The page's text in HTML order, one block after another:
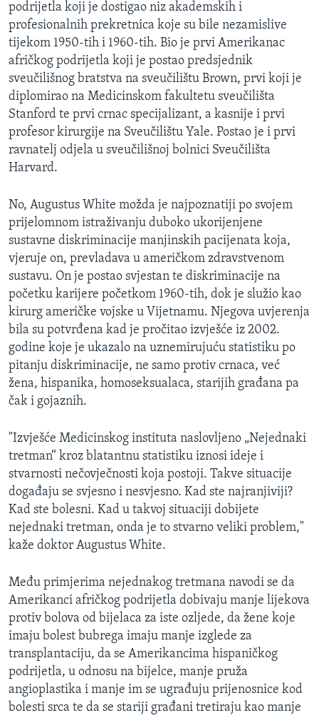
podrijetla koji je dostigao niz akademskih i
profesionalnih prekretnica koje su bile nezamislive
tijekom 1950-tih i 1960-tih. Bio je prvi Amerikanac
afričkog podrijetla koji je postao predsjednik
sveučilišnog bratstva na sveučilištu Brown, prvi koji je
diplomirao na Medicinskom fakultetu sveučilišta
Stanford te prvi crnac specijalizant, a kasnije i prvi
profesor kirurgije na Sveučilištu Yale. Postao je i prvi
ravnatelj odjela u sveučilišnoj bolnici Sveučilišta
Harvard.
No, Augustus White možda je najpoznatiji po svojem
prijelomnom istraživanju duboko ukorijenjene
sustavne diskriminacije manjinskih pacijenata koja,
vjeruje on, prevladava u američkom zdravstvenom
sustavu. On je postao svjestan te diskriminacije na
početku karijere početkom 1960-tih, dok je služio kao
kirurg američke vojske u Vijetnamu. Njegova uvjerenja
bila su potvrđena kad je pročitao izvješće iz 2002.
godine koje je ukazalo na uznemirujuću statistiku po
pitanju diskriminacije, ne samo protiv crnaca, već
žena, hispanika, homoseksualaca, starijih građana pa
čak i gojaznih.
"Izvješće Medicinskog instituta naslovljeno „Nejednaki
tretman“ kroz blatantnu statistiku iznosi ideje i
stvarnosti nečovječnosti koja postoji. Takve situacije
događaju se svjesno i nesvjesno. Kad ste najranjiviji?
Kad ste bolesni. Kad u takvoj situaciji dobijete
nejednaki tretman, onda je to stvarno veliki problem,"
kaže doktor Augustus White.
Među primjerima nejednakog tretmana navodi se da
Amerikanci afričkog podrijetla dobivaju manje lijekova
protiv bolova od bijelaca za iste ozljede, da žene koje
imaju bolest bubrega imaju manje izglede za
transplantaciju, da se Amerikancima hispaničkog
podrijetla, u odnosu na bijelce, manje pruža
angioplastika i manje im se ugrađuju prijenosnice kod
bolesti srca te da se stariji građani tretiraju kao manje